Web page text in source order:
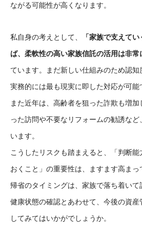
ながる可能性が高くなります。
私自身の考えとして、
「家族で支えて
ば、柔軟性の高い家族信託の活用は非常
ています。まだ新しい仕組みのため認知
実務的には最も現実に即した対応が可能
また近年は、高齢者を狙った詐欺も増
った訪問や不要なリフォームの勧誘な
います。
こうしたリスクも踏まえると、「判断
おくこと」の重要性は、ますます高まっ
帰省のタイミングは、家族で落ち着いて
健康状態の確認とあわせて、今後の資産
してみてはいかがでしょうか。